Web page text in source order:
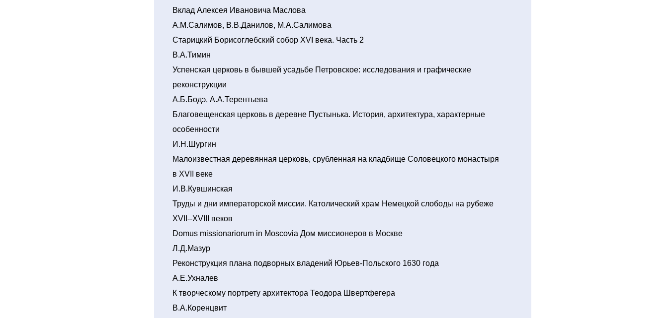
Вклад Алексея Ивановича Маслова
А.М.Салимов, В.В.Данилов, М.А.Салимова
Старицкий Борисоглебский собор XVI века. Часть 2
В.А.Тимин
Успенская церковь в бывшей усадьбе Петровское: исследования и графические
реконструкции
А.Б.Бодэ, А.А.Терентьева
Благовещенская церковь в деревне Пустынька. История, архитектура, характерные
особенности
И.Н.Шургин
Малоизвестная деревянная церковь, срубленная на кладбище Соловецкого монастыря
в XVII веке
И.В.Кувшинская
Труды и дни императорской миссии. Католический храм Немецкой слободы на рубеже
XVII--XVIII веков
Domus missionariorum in Moscovia Дом миссионеров в Москве
Л.Д.Мазур
Реконструкция плана подворных владений Юрьев-Польского 1630 года
А.Е.Ухналев
К творческому портрету архитектора Теодора Швертфегера
В.А.Коренцвит